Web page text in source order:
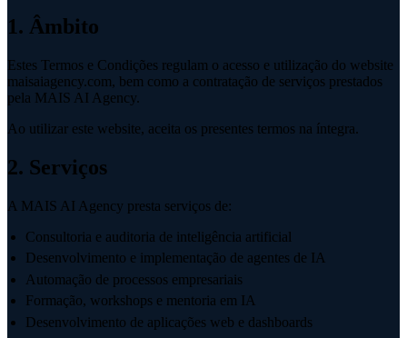
1. Âmbito
Estes Termos e Condições regulam o acesso e utilização do website
maisaiagency.com, bem como a contratação de serviços prestados
pela MAIS AI Agency.
Ao utilizar este website, aceita os presentes termos na íntegra.
2. Serviços
A MAIS AI Agency presta serviços de:
Consultoria e auditoria de inteligência artificial
Desenvolvimento e implementação de agentes de IA
Automação de processos empresariais
Formação, workshops e mentoria em IA
Desenvolvimento de aplicações web e dashboards